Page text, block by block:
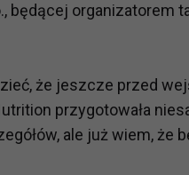
będącej organizatorem
że jeszcze przed
przygotowała
ale już wiem, że